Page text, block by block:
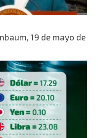
19 de mayo de